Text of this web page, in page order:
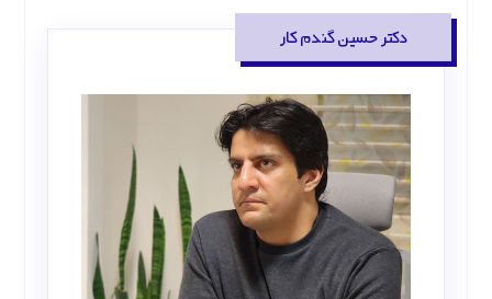
دکتر حسین گندم کار